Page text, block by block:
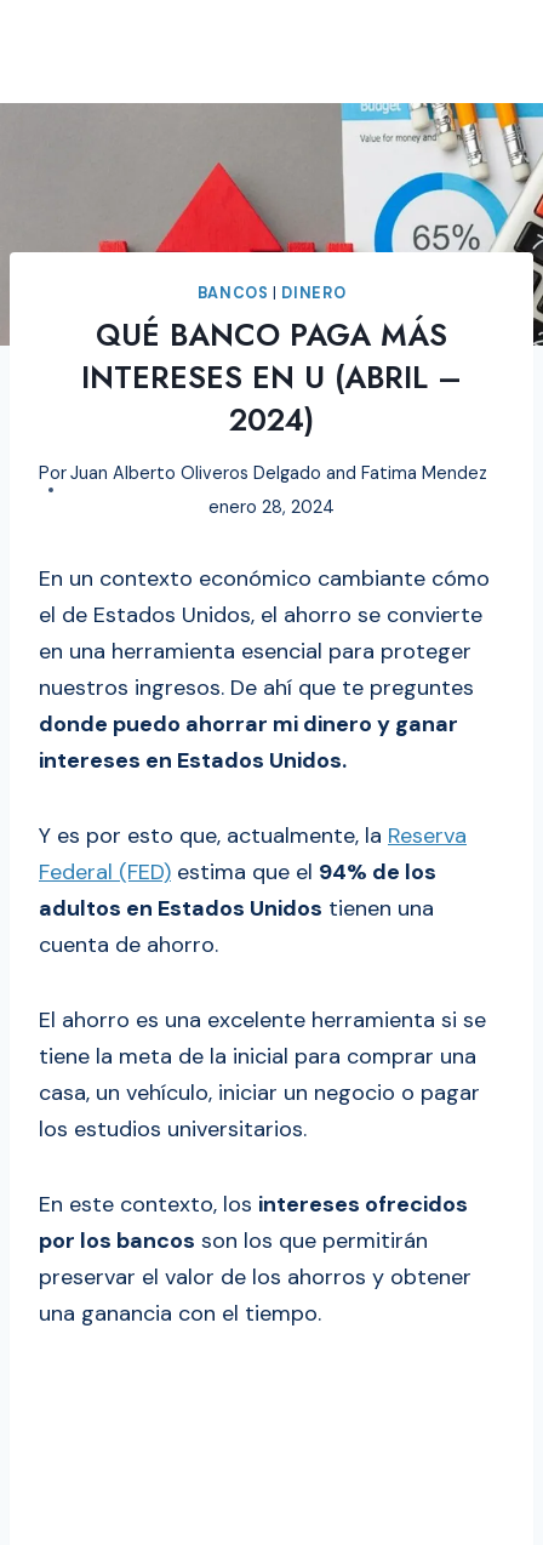
BANCOS DINERO
QUÉ BANCO PAGA MÁS
INTERESES EN U (ABRIL –
2024)
PorJuan Alberto Oliveros Delgado and Fatima Mendez
enero 28, 2024
En un contexto económico cambiante cómo
el de Estados Unidos, el ahorro se convierte
en una herramienta esencial para proteger
nuestros ingresos. De ahí que te preguntes
donde puedo ahorrar mi dinero y ganar
intereses en Estados Unidos.
Y es por esto que, actualmente, la Reserva
Federal (FED) estima que el 94% de los
adultos en Estados Unidos tienen una
cuenta de ahorro.
El ahorro es una excelente herramienta si se
tiene la meta de la inicial para comprar una
casa, un vehículo, iniciar un negocio o pagar
los estudios universitarios.
En este contexto, los intereses ofrecidos
por los bancos son los que permitirán
preservar el valor de los ahorros y obtener
una ganancia con el tiempo.